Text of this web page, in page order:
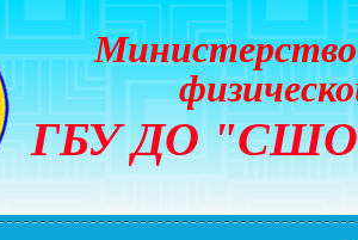
Министерство
ГБУ ДО "СШОР